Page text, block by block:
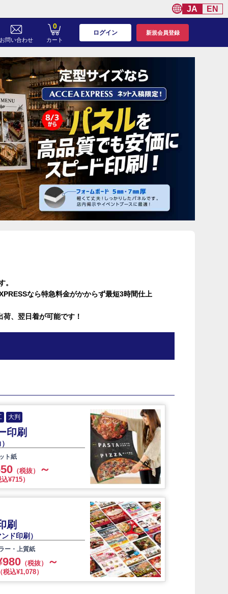
お問い合わせ カート
0
ログイン 新規会員登録
。
なら特急料金がかからず最短3時間仕上
、翌日着が可能です！
大判
印刷
ト紙
（税抜） ～
¥715）
刷
ド印刷）
ー・上質紙
（税抜） ～
税込¥1,078）
JA EN